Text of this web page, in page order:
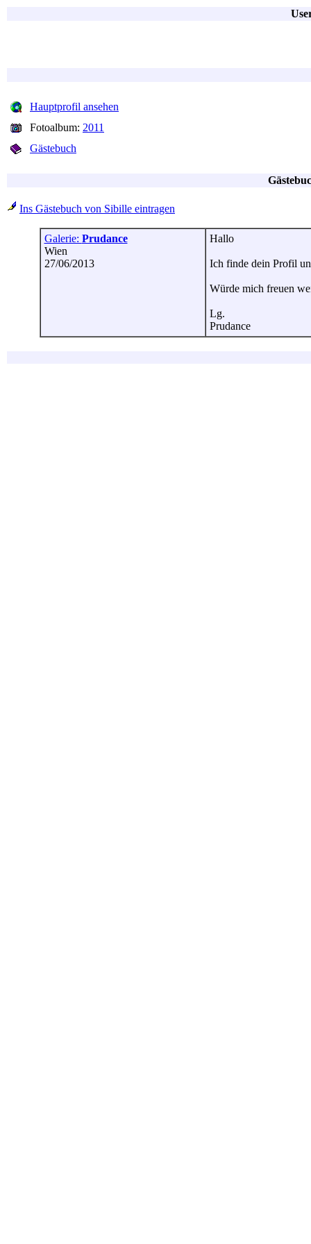
Hauptprofil ansehen
Fotoalbum: 2011
Gästebuch
Ins Gästebuch von Sibille eintragen
Galerie: Prudance
Wien
27/06/2013
Hallo
Ich finde dein Profil
Würde mich freuen
Lg.
Prudance